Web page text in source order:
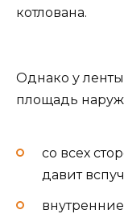
котлована.
Однако у
площадь
со всех
давит